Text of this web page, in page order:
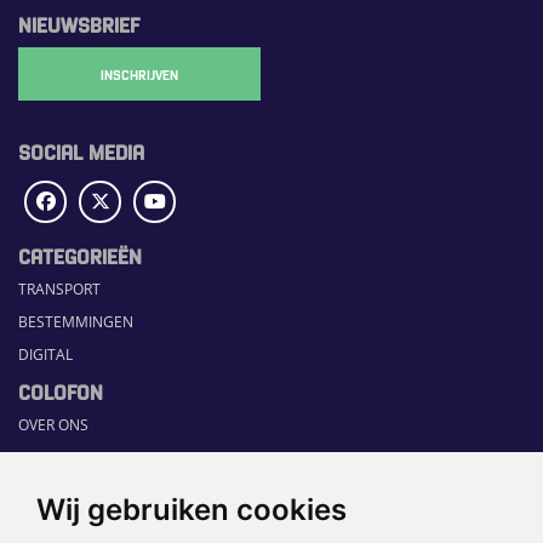
Wij gebruiken cookies
NIEUWSBRIEF
INSCHRIJVEN
SOCIAL MEDIA
CATEGORIEËN
TRANSPORT
BESTEMMINGEN
DIGITAL
COLOFON
OVER ONS
COMMUNICATION PLATFORM
RUBRIEKEN